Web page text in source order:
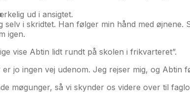
ud i ansigtet.
i skridtet. Han følger min hånd med øjnene.
igen.
vise Abtin lidt rundt på skolen i frikvarteret”.
jo ingen vej udenom. Jeg rejser mig, og Abtin
møgunger, så vi skynder os videre over til